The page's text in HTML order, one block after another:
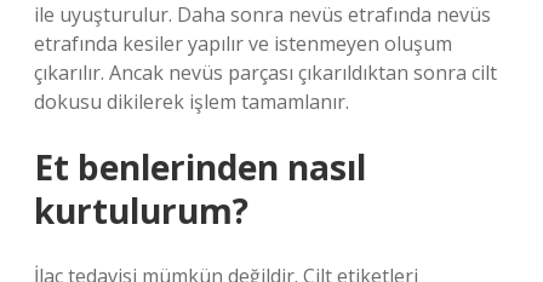
ile uyuşturulur. Daha sonra nevüs etrafında nevüs
etrafında kesiler yapılır ve istenmeyen oluşum
çıkarılır. Ancak nevüs parçası çıkarıldıktan sonra cilt
dokusu dikilerek işlem tamamlanır.
Et benlerinden nasıl
kurtulurum?
İlaç tedavisi mümkün değildir. Cilt etiketleri